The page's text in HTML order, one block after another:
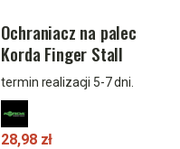
Ochraniacz na palec
Korda Finger Stall
Small
termin realizacji 5-7 dni.
28,98 zł